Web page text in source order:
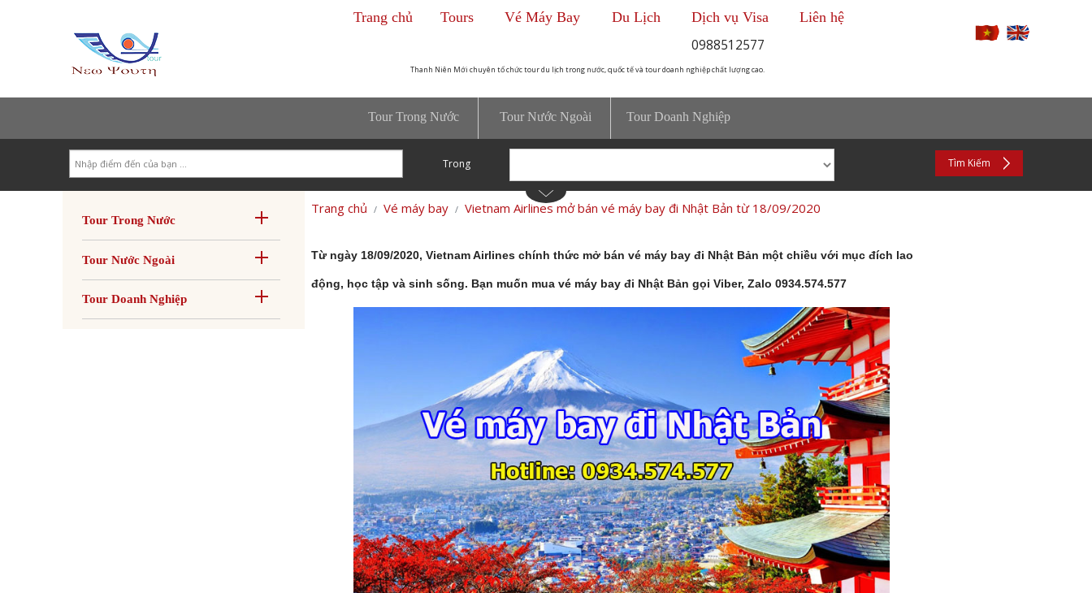
0988512577
Thanh Niên Mới chuyên tổ chức tour du lịch trong nước, quốc tế và tour doanh nghiệp chất lượng cao.
Trang chủ Tours Vé Máy Bay Du Lịch Dịch vụ Visa Liên hệ
Tour Trong Nước Tour Nước Ngoài Tour Doanh Nghiệp
Search
Trong Tìm Kiếm
Tour Trong Nước
Tour Nước Ngoài
Tour Doanh Nghiệp
Trang chủ Vé máy bay Vietnam Airlines mở bán vé máy bay đi Nhật Bản từ 18/09/2020
Từ ngày 18/09/2020, Vietnam Airlines chính thức mở bán vé máy bay đi Nhật Bản một chiều với mục đích lao
động, học tập và sinh sống. Bạn muốn mua vé máy bay đi Nhật Bản gọi Viber, Zalo 0934.574.577